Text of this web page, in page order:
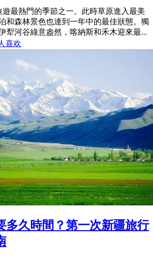
最熱門的季節之一。此時草原進入最美
和森林景色也達到一年中的最佳狀態。獨
犁河谷綠意盎然，喀納斯和禾木迎來最...
喜欢
多久時間？第一次新疆旅行